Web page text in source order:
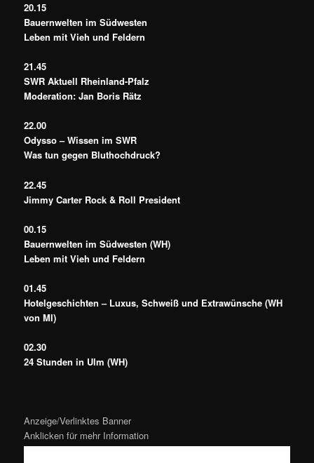
20.15
Bauernwelten im Südwesten
Leben mit Vieh und Feldern
21.45
SWR Aktuell Rheinland-Pfalz
Moderation: Jan Boris Rätz
22.00
Odysso – Wissen im SWR
Was tun gegen Bluthochdruck?
22.45
Jimmy Carter Rock & Roll President
00.15
Bauernwelten im Südwesten (WH)
Leben mit Vieh und Feldern
01.45
Hotelgeschichten – Luxus, Schweiß und Extrawünsche (WH
von MI)
02.30
24 Stunden in Ulm (WH)
Anzeige/Verlinktes Banner
Anklicken für mehr Information